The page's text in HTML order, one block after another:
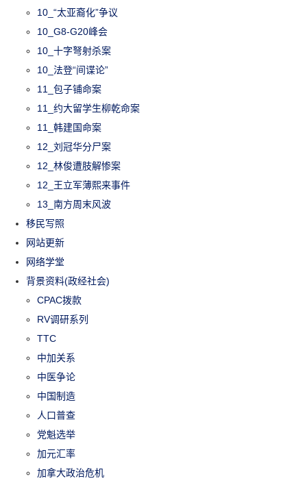
10_“太亚裔化”争议
10_G8-G20峰会
10_十字弩射杀案
10_法登“间谍论”
11_包子铺命案
11_约大留学生柳乾命案
11_韩建国命案
12_刘冠华分尸案
12_林俊遭肢解惨案
12_王立军薄熙来事件
13_南方周末风波
移民写照
网站更新
网络学堂
背景资料(政经社会)
CPAC拨款
RV调研系列
TTC
中加关系
中医争论
中国制造
人口普查
党魁选举
加元汇率
加拿大政治危机